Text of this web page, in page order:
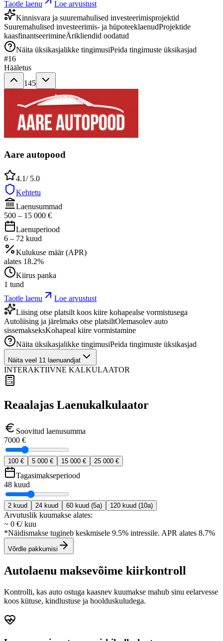
Taotle laenu
Loe arvustust
Kinnisvara ja suuremahulised investeerimisprojektid
Suuremahulised investeerimis- ja hüpoteeklaenudProjektide
kaasfinantseerimineÄrikliendid oodatud
Näita üksikasjalikke tingimusiPeida tingimuste üksikasjad
#16
Hääletus
145
Aare autopood
4.1/ 5.0
Kehtetu
Laenusummad
500 – 15 000 €
Laenuperiood
6 – 72 kuud
Kulukuse määr (APR)
alates 18.2%
Kiirus panka
1 tund
Taotle laenu
Loe arvustust
Liising otse platsilt koos kiire kohapealse vormistusega
Autoliising ja järelmaks otse platsiltOlemasolev auto
sissemakseksKohapeal kiire vormistamine
Näita üksikasjalikke tingimusiPeida tingimuste üksikasjad
Näita veel 11 laenuandjat
INTERAKTIIVNE KALKULAATOR
Reaalajas Laenukalkulaator
Soovitud laenusumma
7000 €
100 € 5 000 € 15 000 € 25 000 €
Tagasimakseperiood
48 kuud
2 kuud 24 kuud 60 kuud (5a) 120 kuud (10a)
Arvutuslik kuumakse alates:
~ 0 €/kuu
*Näidismakse tugineb keskmisele 9.5% intressile. APR alates 8.7%
Võrdle pakkumisi
Autolaenu maksevõime kiirkontroll
Kontrolli, kas auto ostuga kaasnev kuumakse mahub sinu eelarvesse
koos kütuse, kindlustuse ja hoolduskuludega.